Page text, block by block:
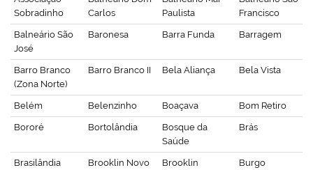
Sobradinho
Carlos
Paulista
Francisco
Balneário São
José
Baronesa Barra Funda Barragem
Barro Branco
(Zona Norte)
Barro Branco II Bela Aliança Bela Vista
Belém Belenzinho Boaçava Bom Retiro
Bororé Bortolândia
Bosque da
Saúde
Brás
Brasilândia Brooklin Novo
Brooklin
Burgo